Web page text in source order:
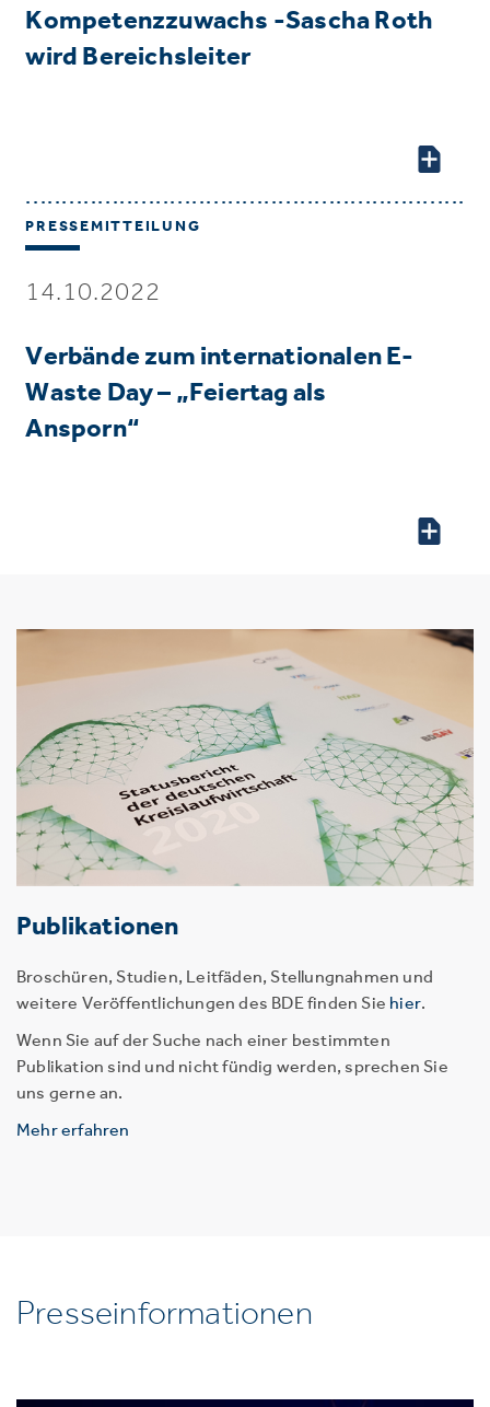
Kompetenzzuwachs -Sascha Roth
wird Bereichsleiter
PRESSEMITTEILUNG
14.10.2022
Verbände zum internationalen E-
Waste Day – „Feiertag als
Ansporn“
Publikationen
Broschüren, Studien, Leitfäden, Stellungnahmen und
weitere Veröffentlichungen des BDE finden Sie hier.
Wenn Sie auf der Suche nach einer bestimmten
Publikation sind und nicht fündig werden, sprechen Sie
uns gerne an.
Mehr erfahren
Presseinformationen